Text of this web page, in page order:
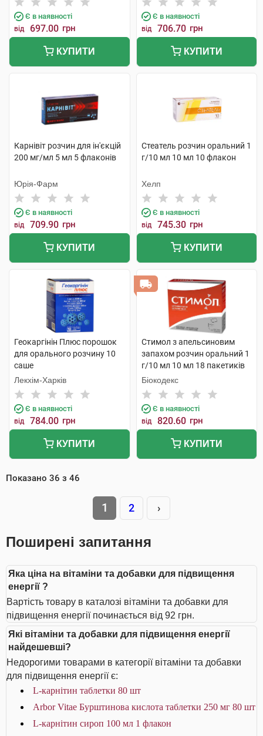
Є в наявності
від 697.00 грн
КУПИТИ
Є в наявності
від 706.70 грн
КУПИТИ
Карнівіт розчин для ін'єкцій
200 мг/мл 5 мл 5 флаконів
Юрія-Фарм
Є в наявності
від 709.90 грн
КУПИТИ
Стеатель розчин оральний 1
г/10 мл 10 мл 10 флакон
Хелп
Є в наявності
від 745.30 грн
КУПИТИ
Геокаргінін Плюс порошок
для орального розчину 10
саше
Лекхім-Харків
Є в наявності
від 784.00 грн
КУПИТИ
Стимол з апельсиновим
запахом розчин оральний 1
г/10 мл 10 мл 18 пакетиків
Біокодекс
Є в наявності
від 820.60 грн
КУПИТИ
Показано 36 з 46
1 2 ›
Поширені запитання
Яка ціна на вітаміни та добавки для підвищення
енергії ?
Вартість товару в каталозі вітаміни та добавки для
підвищення енергії починається від 92 грн.
Які вітаміни та добавки для підвищення енергії
найдешевші?
Недорогими товарами в категорії вітаміни та добавки
для підвищення енергії є:
L-карнітин таблетки 80 шт
Arbor Vitae Бурштинова кислота таблетки 250 мг 80 шт
L-карнітин сироп 100 мл 1 флакон